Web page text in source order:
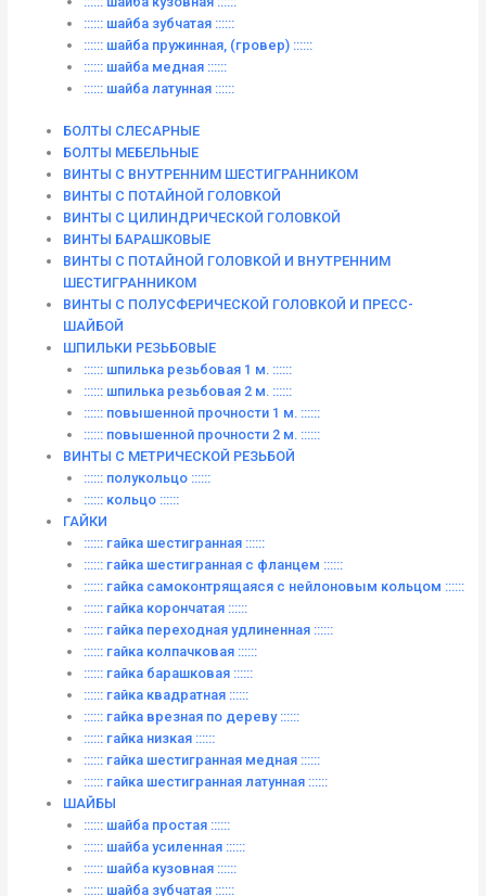
:::::: шайба зубчатая ::::::
:::::: шайба пружинная, (гровер) ::::::
:::::: шайба медная ::::::
:::::: шайба латунная ::::::
БОЛТЫ СЛЕСАРНЫЕ
БОЛТЫ МЕБЕЛЬНЫЕ
ВИНТЫ С ВНУТРЕННИМ ШЕСТИГРАННИКОМ
ВИНТЫ С ПОТАЙНОЙ ГОЛОВКОЙ
ВИНТЫ С ЦИЛИНДРИЧЕСКОЙ ГОЛОВКОЙ
ВИНТЫ БАРАШКОВЫЕ
ВИНТЫ С ПОТАЙНОЙ ГОЛОВКОЙ И ВНУТРЕННИМ
ШЕСТИГРАННИКОМ
ВИНТЫ С ПОЛУСФЕРИЧЕСКОЙ ГОЛОВКОЙ И ПРЕСС-
ШАЙБОЙ
ШПИЛЬКИ РЕЗЬБОВЫЕ
:::::: шпилька резьбовая 1 м. ::::::
:::::: шпилька резьбовая 2 м. ::::::
:::::: повышенной прочности 1 м. ::::::
:::::: повышенной прочности 2 м. ::::::
ВИНТЫ C МЕТРИЧЕСКОЙ РЕЗЬБОЙ
:::::: полукольцо ::::::
:::::: кольцо ::::::
ГАЙКИ
:::::: гайка шестигранная ::::::
:::::: гайка шестигранная с фланцем ::::::
:::::: гайка самоконтрящаяся с нейлоновым кольцом ::::::
:::::: гайка корончатая ::::::
:::::: гайка переходная удлиненная ::::::
:::::: гайка колпачковая ::::::
:::::: гайка барашковая ::::::
:::::: гайка квадратная ::::::
:::::: гайка врезная по дереву ::::::
:::::: гайка низкая ::::::
:::::: гайка шестигранная медная ::::::
:::::: гайка шестигранная латунная ::::::
ШАЙБЫ
:::::: шайба простая ::::::
:::::: шайба усиленная ::::::
:::::: шайба кузовная ::::::
:::::: шайба зубчатая ::::::